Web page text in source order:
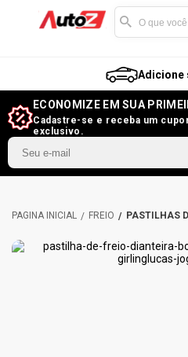
Adicione
ECONOMIZE EM SUA
Cadastre-se e receba um
exclusivo.
FREIO PASTILHAS